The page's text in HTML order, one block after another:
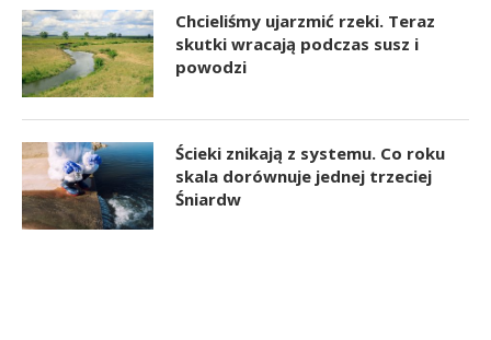
Chcieliśmy ujarzmić rzeki. Teraz
skutki wracają podczas susz i
powodzi
Ścieki znikają z systemu. Co roku
skala dorównuje jednej trzeciej
Śniardw